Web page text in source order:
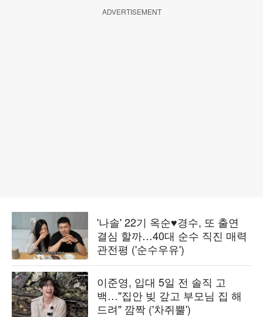
ADVERTISEMENT
'나솔' 22기 옥순♥경수, 또 출연
결심 할까…40대 순수 직진 매력
관전평 ('순수우유')
이준영, 입대 5일 전 솔직 고
백…"집안 빚 갚고 부모님 집 해
드려" 깜짝 ('차쥐뿔')